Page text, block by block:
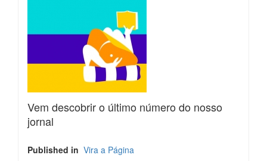
Vem descobrir o último número do nosso
jornal
Published in Vira a Página